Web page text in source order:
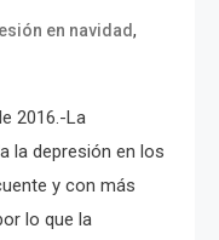
en navidad,
2016.-La
la depresión en los
y con más
lo que la